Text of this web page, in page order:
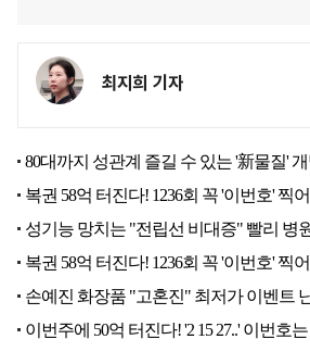
최지희 기자